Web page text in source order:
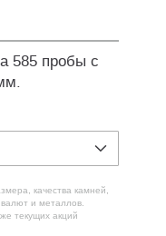
585 пробы с
качества камней,
и металлов.
текущих акций